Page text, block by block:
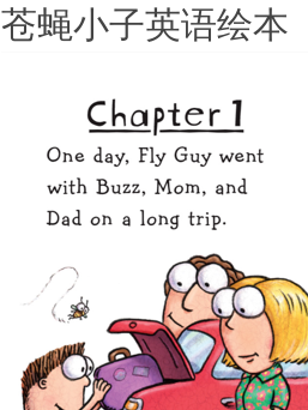
苍蝇小子英语绘本